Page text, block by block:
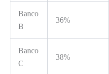
Banco
B
36%
Banco
C
38%